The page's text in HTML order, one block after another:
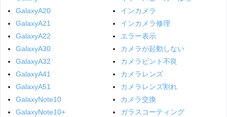
GalaxyA20
GalaxyA21
GalaxyA22
GalaxyA30
GalaxyA32
GalaxyA41
GalaxyA51
GalaxyNote10
GalaxyNote10+
インカメラ
インカメラ修理
エラー表示
カメラが起動しない
カメラピント不良
カメラレンズ
カメラレンズ割れ
カメラ交換
ガラスコーティング